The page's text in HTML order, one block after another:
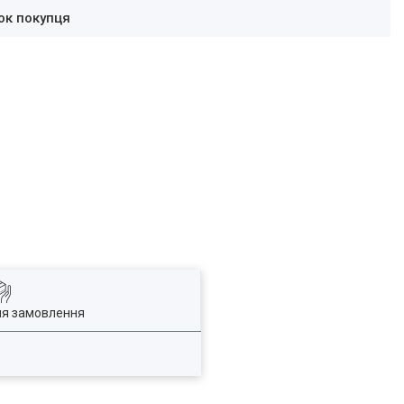
покупця
замовлення